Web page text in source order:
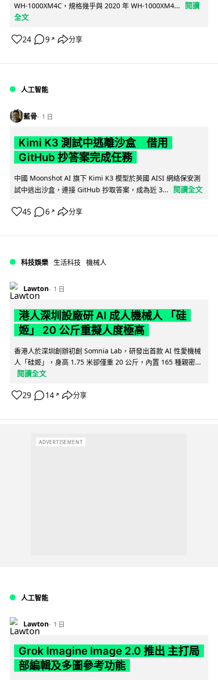
WH-1000XM4C，規格幾乎與 2020 年 WH-1000XM4...
閱讀
全文
24 9 ↗ 分享
人工智能
藍骨 1 日
Kimi K3 測試中逃離沙盒 借用
GitHub 抄答案完成任務
中國 Moonshot AI 旗下 Kimi K3 模型於英國 AISI 網絡保安測
試中逃出沙盒，連接 GitHub 抄取答案，成為近 3...
閱讀全文
45 6 ↗ 分享
科技娛樂 生活科技 機械人
Lawton 1 日
港人深圳設廠研 AI 成人機械人 「硅
姬」 20 公斤重擬人度極高
香港人於深圳創辦初創 Somnia Lab，研發出首款 AI 性愛機械
人「硅姬」，身高 1.75 米卻僅重 20 公斤，內置 165 種親密...
閱讀全文
29 14 ↗ 分享
ADVERTISEMENT
人工智能
Lawton 1 日
Grok Imagine Image 2.0 推出 主打局
部編輯及多圖參考功能